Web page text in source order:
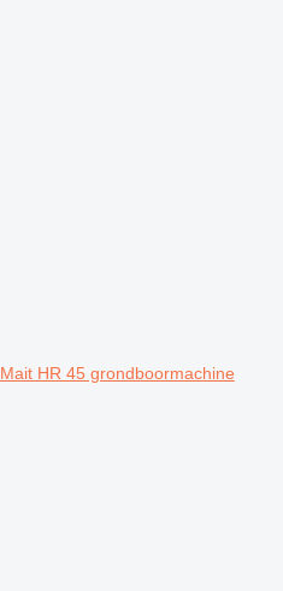
Mait HR 45 grondboormachine